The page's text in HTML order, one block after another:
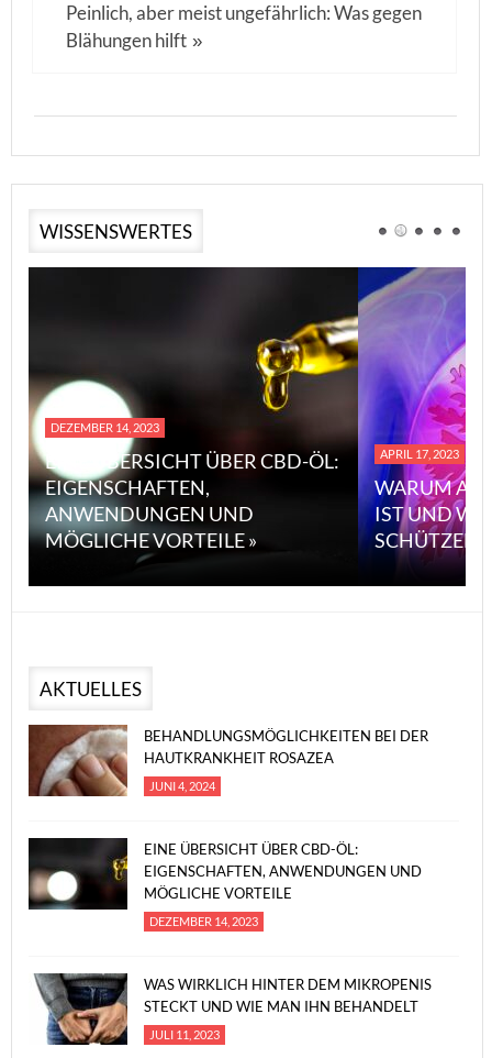
Peinlich, aber meist ungefährlich: Was gegen
Blähungen hilft »
WISSENSWERTES
DEZEMBER 14, 2023
EINE ÜBERSICHT ÜBER CBD-ÖL:
EIGENSCHAFTEN,
ANWENDUNGEN UND
MÖGLICHE VORTEILE »
APRIL 17, 2023
WARUM
IST UND
SCHÜTZEN
AKTUELLES
BEHANDLUNGSMÖGLICHKEITEN BEI DER
HAUTKRANKHEIT ROSAZEA
JUNI 4, 2024
EINE ÜBERSICHT ÜBER CBD-ÖL:
EIGENSCHAFTEN, ANWENDUNGEN UND
MÖGLICHE VORTEILE
DEZEMBER 14, 2023
WAS WIRKLICH HINTER DEM MIKROPENIS
STECKT UND WIE MAN IHN BEHANDELT
JULI 11, 2023